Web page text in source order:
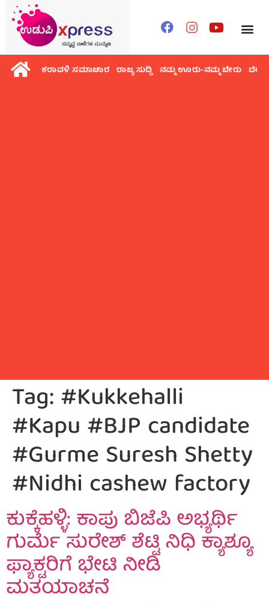
ಕರಾವಳಿ ಸಮಾಚಾರ ರಾಜ್ಯ ಸುದ್ದಿ ನಮ್ಮ ಊರು-ನಮ್ಮ ಬೇರು ದೇಶ
Tag:#Kukkehalli
#Kapu #BJP candidate
#Gurme Suresh Shetty
#Nidhi cashew factory
ಕುಕ್ಕೆಹಳ್ಳಿ: ಕಾಪು ಬಿಜೆಪಿ ಅಭ್ಯರ್ಥಿ
ಗುರ್ಮೆ ಸುರೇಶ್ ಶೆಟ್ಟಿ ನಿಧಿ ಕ್ಯಾಶ್ಯೂ
ಫ್ಯಾಕ್ಟರಿಗೆ ಭೇಟಿ ನೀಡಿ
ಮತಯಾಚನೆ